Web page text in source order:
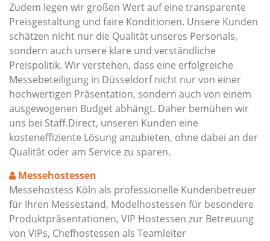
Zudem legen wir großen Wert auf eine transparente
Preisgestaltung und faire Konditionen. Unsere Kunden
schätzen nicht nur die Qualität unseres Personals,
sondern auch unsere klare und verständliche
Preispolitik. Wir verstehen, dass eine erfolgreiche
Messebeteiligung in Düsseldorf nicht nur von einer
hochwertigen Präsentation, sondern auch von einem
ausgewogenen Budget abhängt. Daher bemühen wir
uns bei Staff.Direct, unseren Kunden eine
kosteneffiziente Lösung anzubieten, ohne dabei an der
Qualität oder am Service zu sparen.
Messehostessen
Messehostess Köln als professionelle Kundenbetreuer
für Ihren Messestand, Modelhostessen für besondere
Produktpräsentationen, VIP Hostessen zur Betreuung
von VIPs, Chefhostessen als Teamleiter